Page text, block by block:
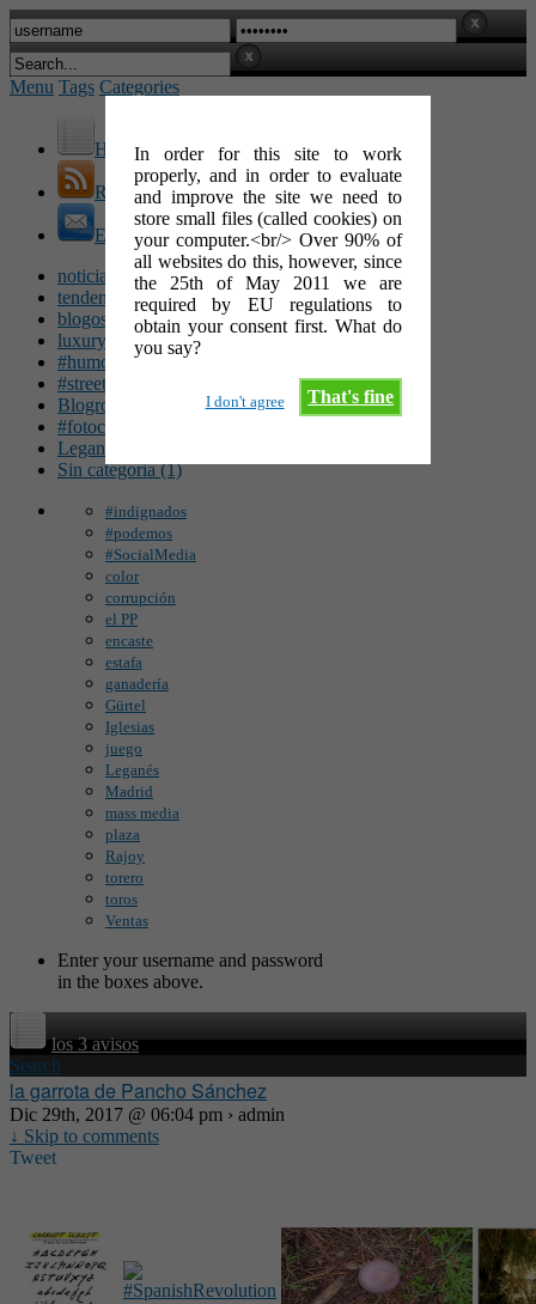
In order for this site to work
properly, and in order to evaluate
and improve the site we need to
store small files (called cookies) on
your computer.<br/> Over 90% of
all websites do this, however, since
the 25th of May 2011 we are
required by EU regulations to
obtain your consent first. What do
you say?
That's fine
I don't agree
Menu Tags Categories
Home
RSS Feed
E-Mail
noticias (142)
tendencias (100)
blogosfera (62)
luxury (49)
#humor (47)
#streetart (34)
Blogroll (26)
#fotocinéfila (25)
Leganés (16)
Sin categoría (1)
#indignados
#podemos
#SocialMedia
color
corrupción
el PP
encaste
estafa
ganadería
Gürtel
Iglesias
juego
Leganés
Madrid
mass media
plaza
Rajoy
torero
toros
Ventas
Enter your username and password
in the boxes above.
los 3 avisos
Search
la garrota de Pancho Sánchez
Dic 29th, 2017 @ 06:04 pm › admin
↓ Skip to comments
Tweet